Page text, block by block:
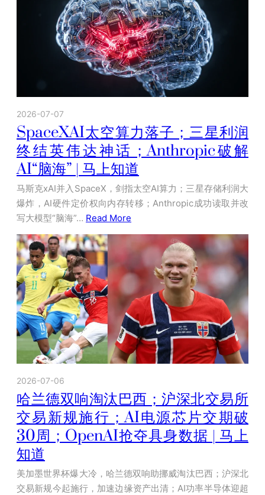
2026-07-07
SpaceXAI太空算力落子；三星利润
终结英伟达神话；Anthropic破解
AI“脑海” | 马上知道
马斯克xAI并入SpaceX，剑指太空AI算力；三星存储利润大
爆炸，AI硬件定价权向内存转移；Anthropic成功读取并改
写大模型“脑海”… Read More
2026-07-06
哈兰德双响淘汰巴西；沪深北交易所
交易新规施行；AI电源芯片交期破
30周；OpenAI抢夺具身数据 | 马上
知道
美加墨世界杯爆大冷，哈兰德双响助挪威淘汰巴西；沪深北
交易新规今起施行，加速边缘资产出清；AI功率半导体迎超